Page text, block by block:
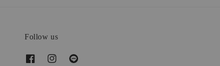
Follow us